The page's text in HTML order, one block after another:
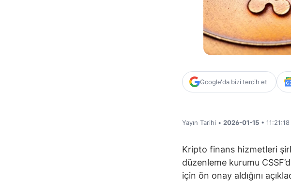
Google'da bizi tercih et
Yayın Tarihi • 2026-01-15 • 11:21:18
Kripto finans hizmetleri
düzenleme kurumu
için ön onay aldığını